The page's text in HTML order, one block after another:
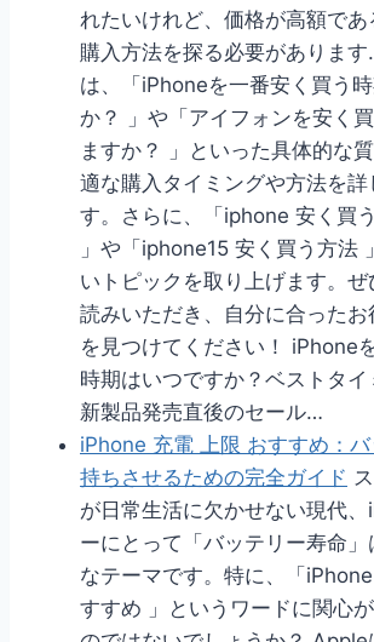
れたいけれど、価格が高額で
購入方法を探る必要がありま
は、「iPhoneを一番安く買う
か？ 」や「アイフォンを安く
ますか？ 」といった具体的な
適な購入タイミングや方法を詳
す。さらに、「iphone 安く買
」や「iphone15 安く買う方法
いトピックを取り上げます。
読みいただき、自分に合った
を見つけてください！ iPhone
時期はいつですか？ベストタイ
新製品発売直後のセール…
iPhone 充電 上限 おすすめ：
持ちさせるための完全ガイド
が日常生活に欠かせない現代
ーにとって「バッテリー寿命
なテーマです。特に、「
すすめ 」というワードに関心